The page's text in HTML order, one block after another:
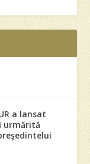
a lansat
urmărită